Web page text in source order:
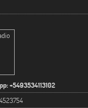
+5493534113102